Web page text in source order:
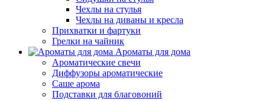
Чехлы на стулья
Чехлы на диваны и кресла
Прихватки и фартуки
Грелки на чайник
Ароматы для дома
Ароматические свечи
Диффузоры ароматические
Саше арома
Подставки для благовоний